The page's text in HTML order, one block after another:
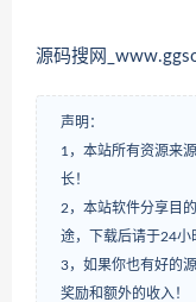
源码搜网
声明：
1，本站所有资源来
长！
2，本站软件分享目
途，下载后请于24小
3，如果你也有好的
奖励和额外的收入！